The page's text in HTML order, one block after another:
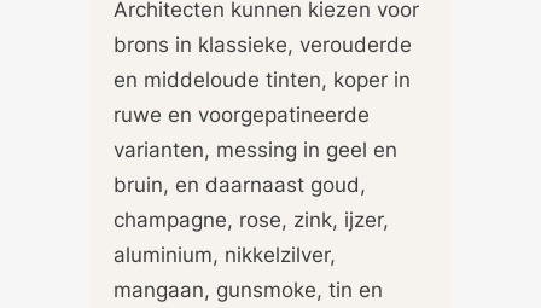
Architecten kunnen kiezen voor
brons in klassieke, verouderde
en middeloude tinten, koper in
ruwe en voorgepatineerde
varianten, messing in geel en
bruin, en daarnaast goud,
champagne, rose, zink, ijzer,
aluminium, nikkelzilver,
mangaan, gunsmoke, tin en